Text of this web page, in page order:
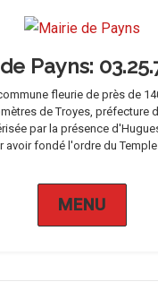
Payns
fleurie de près de
de Troyes, préfecture
par la présence
avoir fondé l'ordre du Temple
MENU